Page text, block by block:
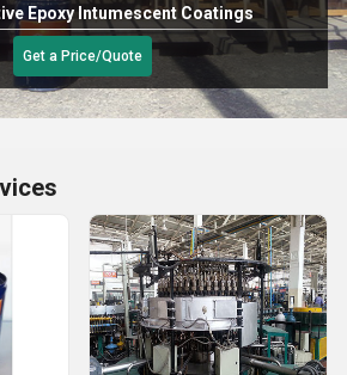
Epoxy Intumescent Coatings
Get a Price/Quote